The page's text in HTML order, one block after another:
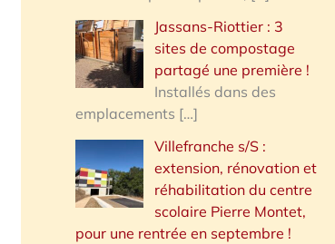
Jassans-Riottier : 3
sites de compostage
partagé une première !
Installés dans des
emplacements […]
Villefranche s/S :
extension, rénovation et
réhabilitation du centre
scolaire Pierre Montet,
pour une rentrée en septembre !